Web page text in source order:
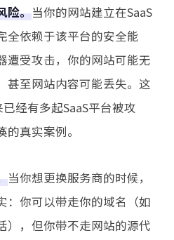
险。当你的网站建立在SaaS
全依赖于该平台的安全能
遭受攻击，你的网站可能无
甚至网站内容可能丢失。这
经有多起SaaS平台被攻
真实案例。
当你想更换服务商的时候，
：你可以带走你的域名（如
），但你带不走网站的源代